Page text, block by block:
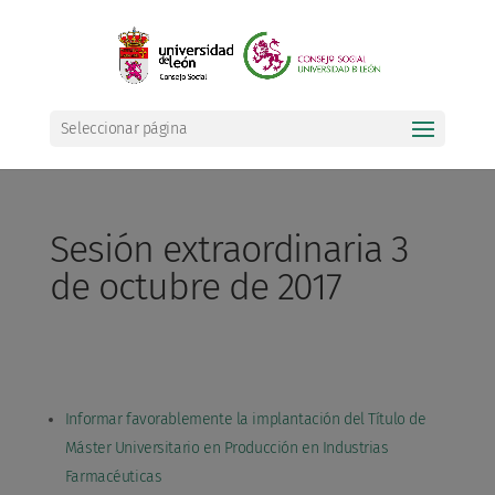
Seleccionar página
Sesión extraordinaria 3
de octubre de 2017
Informar favorablemente la implantación del Título de
Máster Universitario en Producción en Industrias
Farmacéuticas